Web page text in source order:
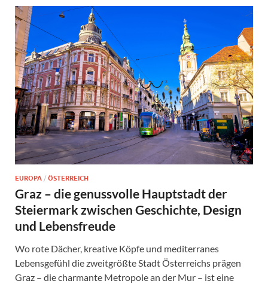
EUROPA / ÖSTERREICH
Graz – die genussvolle Hauptstadt der
Steiermark zwischen Geschichte, Design
und Lebensfreude
Wo rote Dächer, kreative Köpfe und mediterranes
Lebensgefühl die zweitgrößte Stadt Österreichs prägen
Graz – die charmante Metropole an der Mur – ist eine